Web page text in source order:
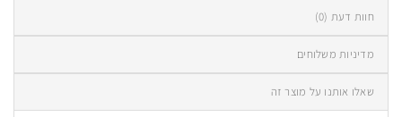
חוות דעת (0)
מדיניות משלוחים
שאלו אותנו על מוצר זה